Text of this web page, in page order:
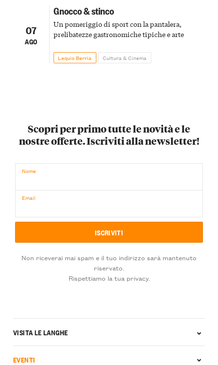
07
AGO
Gnocco & stinco
Un pomeriggio di sport con la pantalera,
prelibatezze gastronomiche tipiche e arte
Lequio Berria Cultura & Cinema
Scopri per primo tutte le novità e le
nostre offerte. Iscriviti alla newsletter!
Nome
Email
Non riceverai mai spam e il tuo indirizzo sarà mantenuto
riservato.
Rispettiamo la tua privacy.
VISITA LE LANGHE
EVENTI